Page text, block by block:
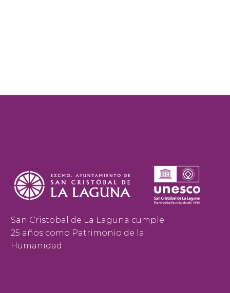
San Cristobal de La Laguna cumple
25 años como Patrimonio de la
Humanidad